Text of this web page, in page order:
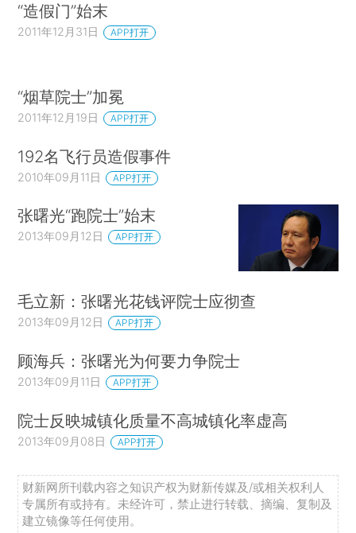
“造假门”始末
2011年12月31日 APP打开
“烟草院士”加冕
2011年12月19日 APP打开
192名飞行员造假事件
2010年09月11日 APP打开
张曙光“跑院士”始末
2013年09月12日 APP打开
毛立新：张曙光花钱评院士应彻查
2013年09月12日 APP打开
顾海兵：张曙光为何要力争院士
2013年09月11日 APP打开
院士反映城镇化质量不高城镇化率虚高
2013年09月08日 APP打开
财新网所刊载内容之知识产权为财新传媒及/或相关权利人
专属所有或持有。未经许可，禁止进行转载、摘编、复制及
建立镜像等任何使用。